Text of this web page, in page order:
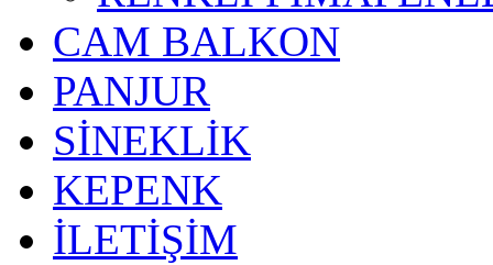
CAM BALKON
PANJUR
SİNEKLİK
KEPENK
İLETİŞİM